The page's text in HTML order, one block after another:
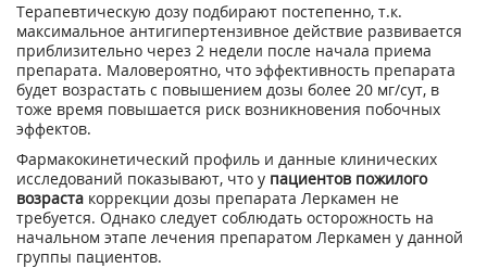
Терапевтическую дозу подбирают постепенно, т.к.
максимальное антигипертензивное действие развивается
приблизительно через 2 недели после начала приема
препарата. Маловероятно, что эффективность препарата
будет возрастать с повышением дозы более 20 мг/сут, в
тоже время повышается риск возникновения побочных
эффектов.
Фармакокинетический профиль и данные клинических
исследований показывают, что у пациентов пожилого
возраста коррекции дозы препарата Леркамен не
требуется. Однако следует соблюдать осторожность на
начальном этапе лечения препаратом Леркамен у данной
группы пациентов.